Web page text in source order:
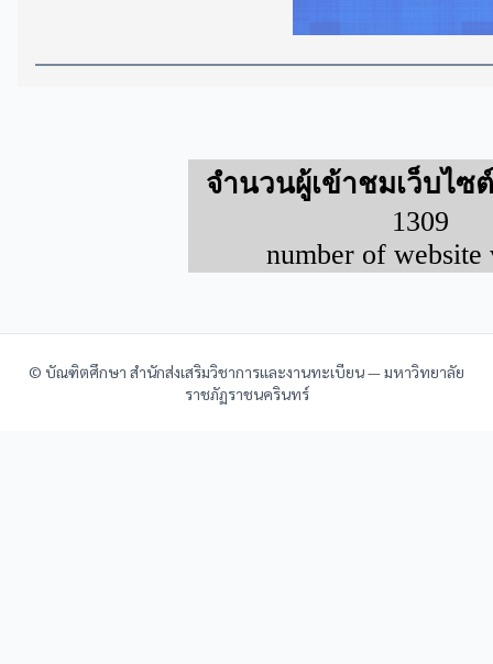
© บัณฑิตศึกษา สำนักส่งเสริมวิชาการและงานทะเบียน — มหาวิทยาลัย
ราชภัฏราชนครินทร์